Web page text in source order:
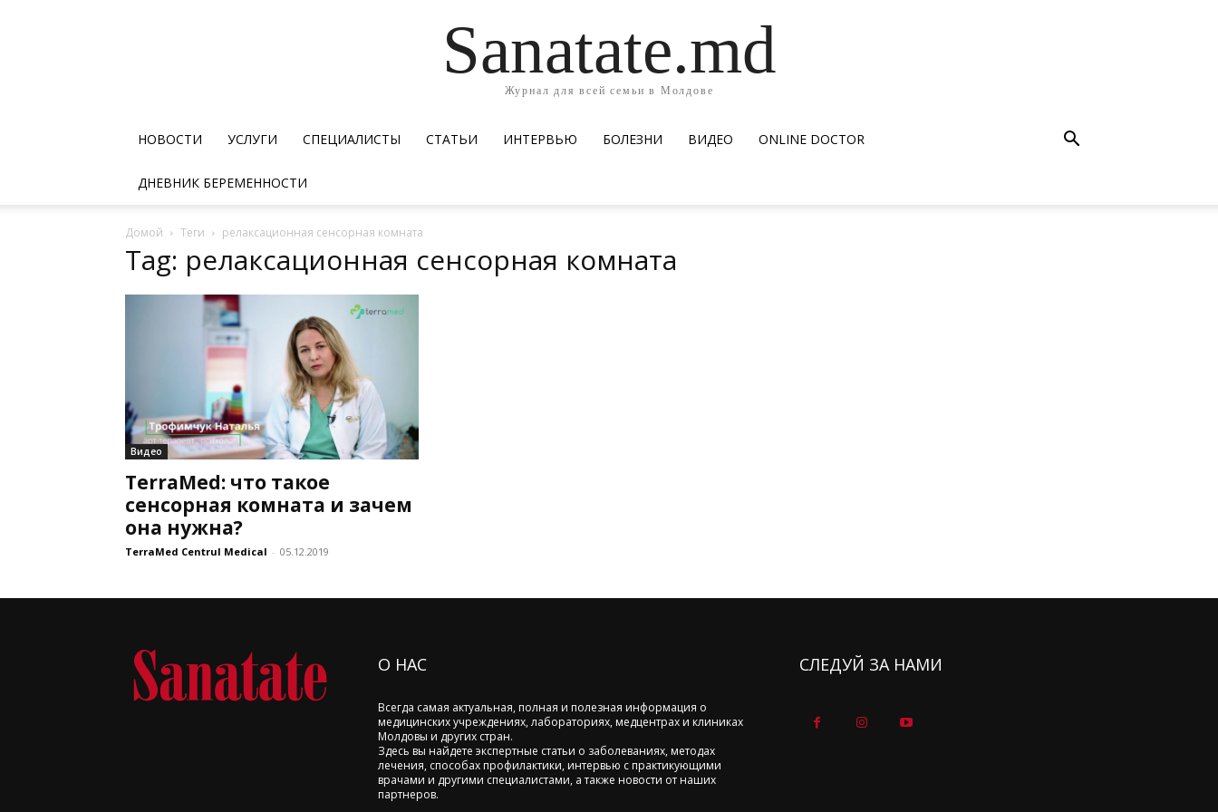
Sanatate.md
Журнал для всей семьи в Молдове
НОВОСТИ УСЛУГИ СПЕЦИАЛИСТЫ СТАТЬИ ИНТЕРВЬЮ БОЛЕЗНИ ВИДЕО ОNLINE DOCTOR
ДНЕВНИК БЕРЕМЕННОСТИ
Домой Теги релаксационная сенсорная комната
Tag: релаксационная сенсорная комната
Видео
TerraMed: что такое
сенсорная комната и зачем
она нужна?
TerraMed Centrul Medical - 05.12.2019
О НАС
Всегда самая актуальная, полная и полезная информация о
медицинских учреждениях, лабораториях, медцентрах и клиниках
Молдовы и других стран.
Здесь вы найдете экспертные статьи о заболеваниях, методах
лечения, способах профилактики, интервью с практикующими
врачами и другими специалистами, а также новости от наших
партнеров.
СЛЕДУЙ ЗА НАМИ